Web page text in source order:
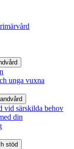
unga vuxna
vid särskilda behov
din
stöd